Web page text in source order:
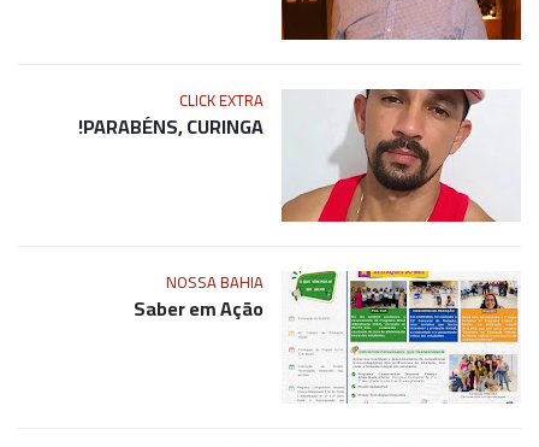
CLICK EXTRA
PARABÉNS, CURINGA!
NOSSA BAHIA
Saber em Ação